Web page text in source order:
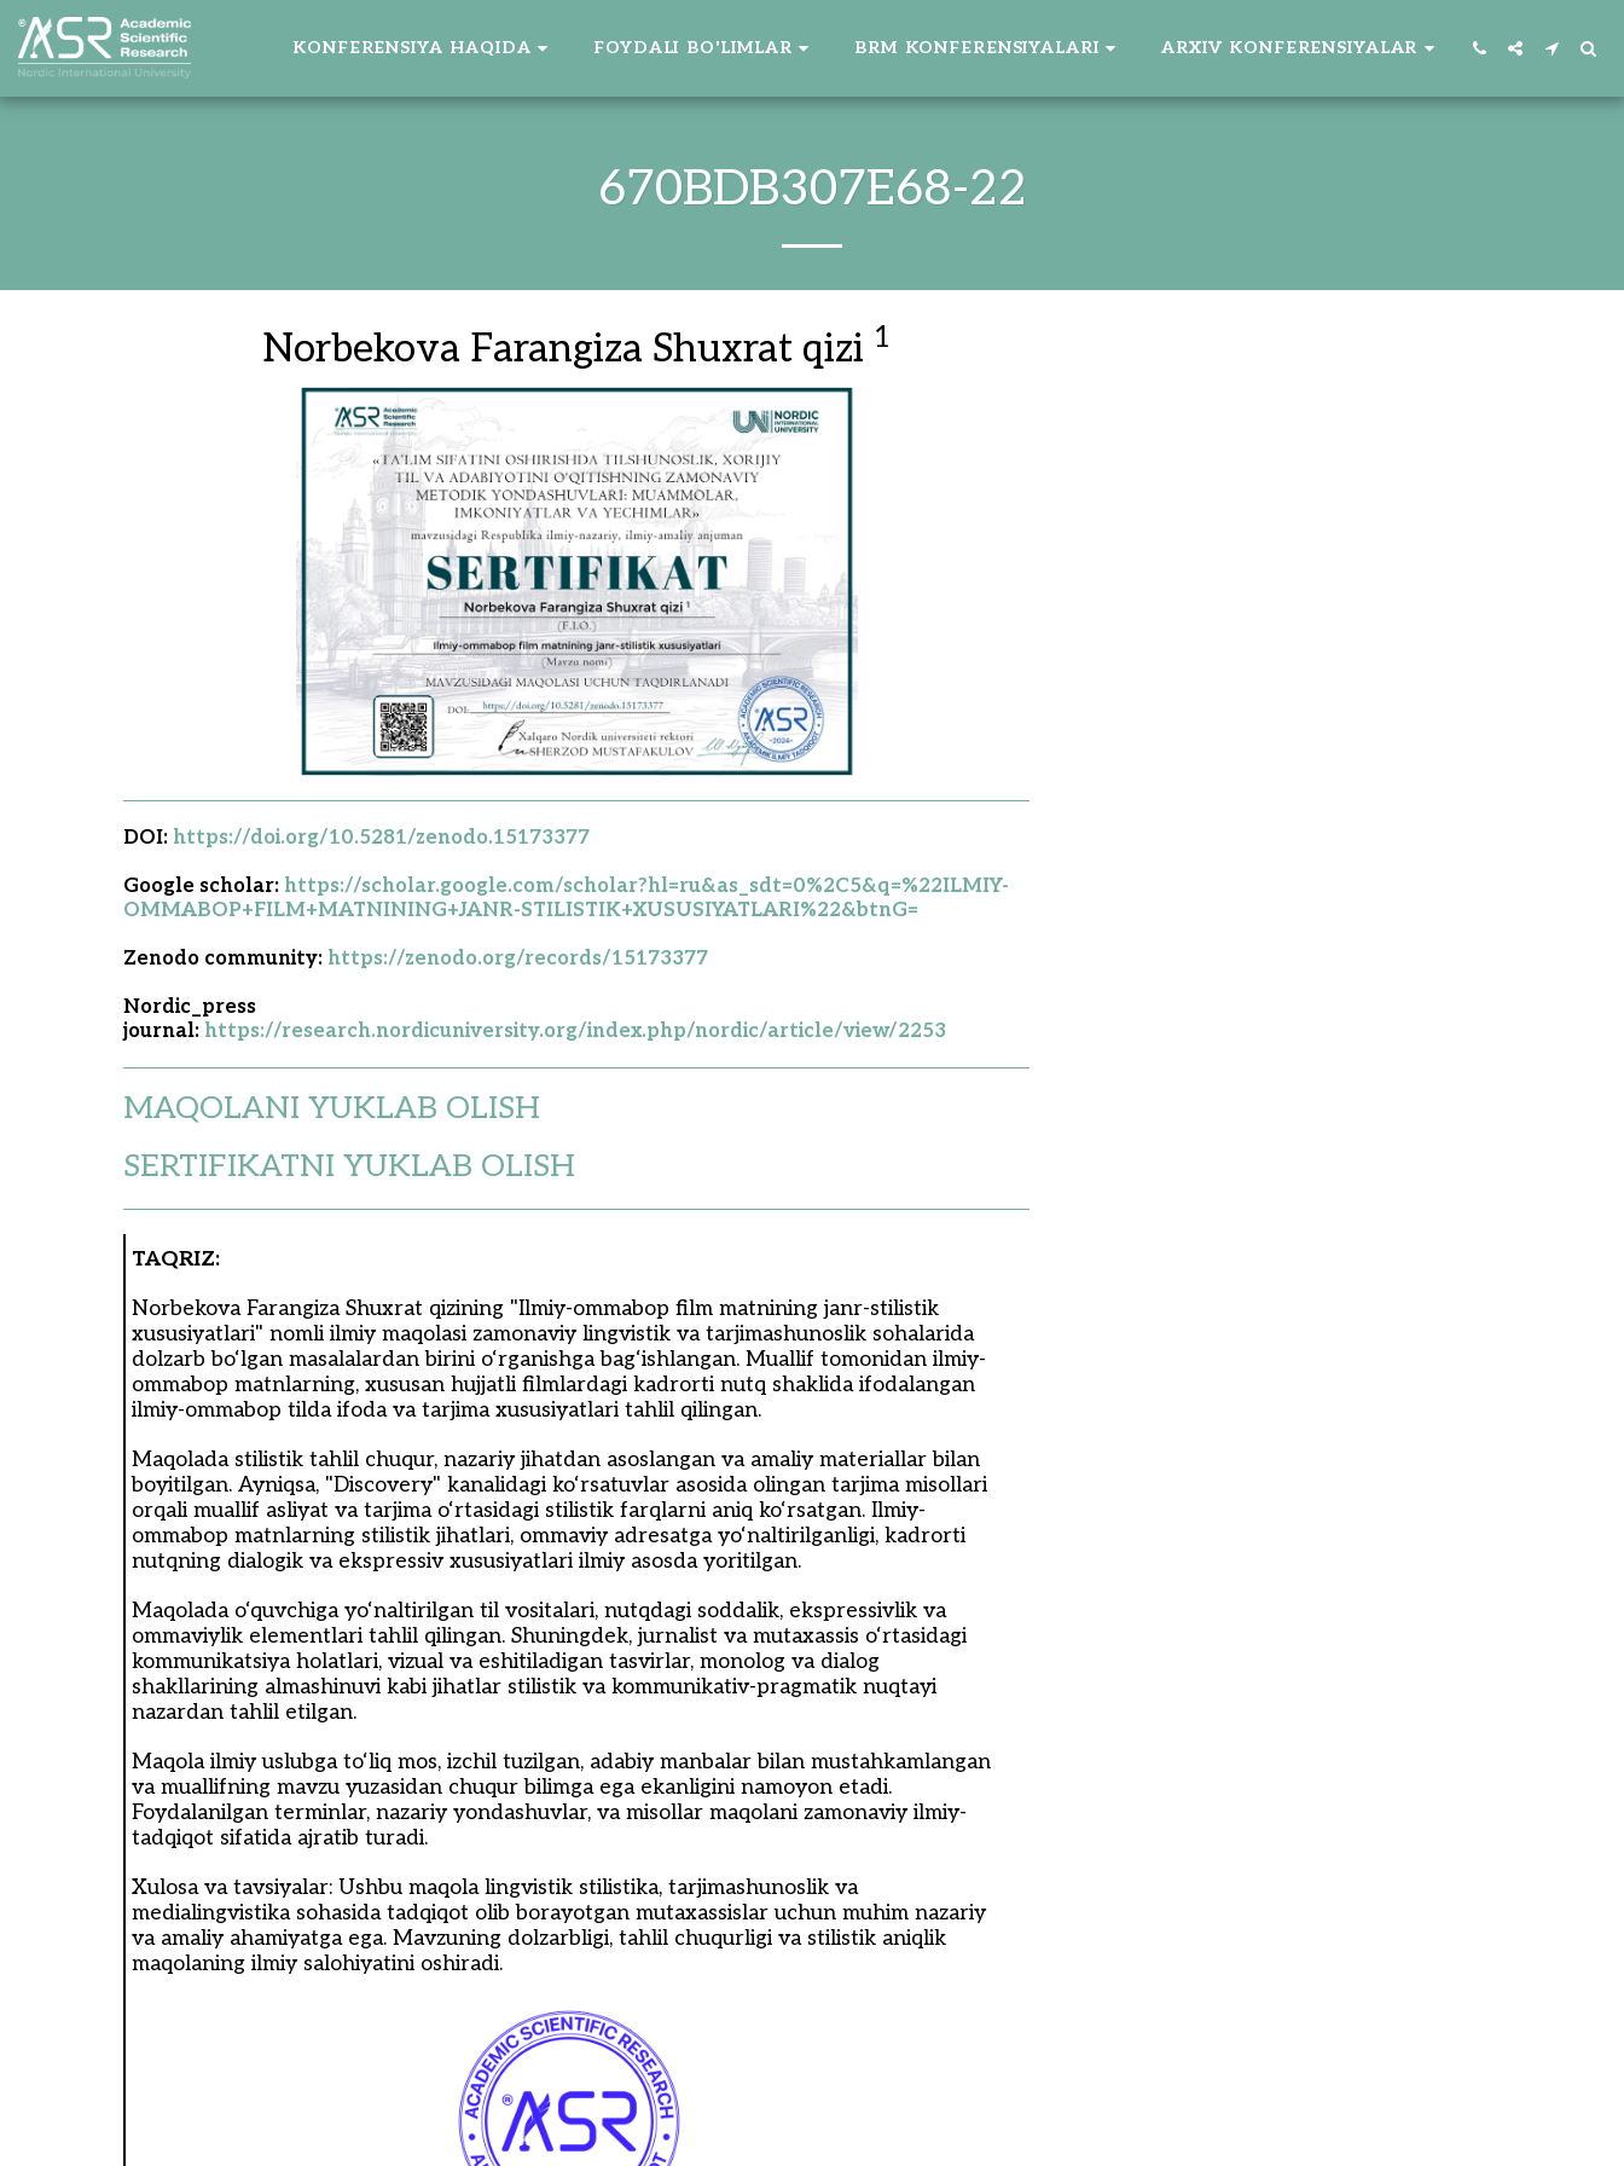
KONFERENSIYA HAQIDA FOYDALI BO'LIMLAR BRM KONFERENSIYALARI ARXIV KONFERENSIYALAR
670BDB307E68-22
Norbekova Farangiza Shuxrat qizi 1
DOI: https://doi.org/10.5281/zenodo.15173377
Google scholar: https://scholar.google.com/scholar?hl=ru&as_sdt=0%2C5&q=%22ILMIY-
OMMABOP+FILM+MATNINING+JANR-STILISTIK+XUSUSIYATLARI%22&btnG=
Zenodo community: https://zenodo.org/records/15173377
Nordic_press
journal: https://research.nordicuniversity.org/index.php/nordic/article/view/2253
MAQOLANI YUKLAB OLISH
SERTIFIKATNI YUKLAB OLISH
TAQRIZ:
Norbekova Farangiza Shuxrat qizining "Ilmiy-ommabop film matnining janr-stilistik
xususiyatlari" nomli ilmiy maqolasi zamonaviy lingvistik va tarjimashunoslik sohalarida
dolzarb bo‘lgan masalalardan birini o‘rganishga bag‘ishlangan. Muallif tomonidan ilmiy-
ommabop matnlarning, xususan hujjatli filmlardagi kadrorti nutq shaklida ifodalangan
ilmiy-ommabop tilda ifoda va tarjima xususiyatlari tahlil qilingan.
Maqolada stilistik tahlil chuqur, nazariy jihatdan asoslangan va amaliy materiallar bilan
boyitilgan. Ayniqsa, "Discovery" kanalidagi ko‘rsatuvlar asosida olingan tarjima misollari
orqali muallif asliyat va tarjima o‘rtasidagi stilistik farqlarni aniq ko‘rsatgan. Ilmiy-
ommabop matnlarning stilistik jihatlari, ommaviy adresatga yo‘naltirilganligi, kadrorti
nutqning dialogik va ekspressiv xususiyatlari ilmiy asosda yoritilgan.
Maqolada o‘quvchiga yo‘naltirilgan til vositalari, nutqdagi soddalik, ekspressivlik va
ommaviylik elementlari tahlil qilingan. Shuningdek, jurnalist va mutaxassis o‘rtasidagi
kommunikatsiya holatlari, vizual va eshitiladigan tasvirlar, monolog va dialog
shakllarining almashinuvi kabi jihatlar stilistik va kommunikativ-pragmatik nuqtayi
nazardan tahlil etilgan.
Maqola ilmiy uslubga to‘liq mos, izchil tuzilgan, adabiy manbalar bilan mustahkamlangan
va muallifning mavzu yuzasidan chuqur bilimga ega ekanligini namoyon etadi.
Foydalanilgan terminlar, nazariy yondashuvlar, va misollar maqolani zamonaviy ilmiy-
tadqiqot sifatida ajratib turadi.
Xulosa va tavsiyalar: Ushbu maqola lingvistik stilistika, tarjimashunoslik va
medialingvistika sohasida tadqiqot olib borayotgan mutaxassislar uchun muhim nazariy
va amaliy ahamiyatga ega. Mavzuning dolzarbligi, tahlil chuqurligi va stilistik aniqlik
maqolaning ilmiy salohiyatini oshiradi.